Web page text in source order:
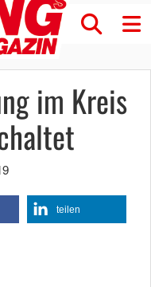
im Kreis
teilen